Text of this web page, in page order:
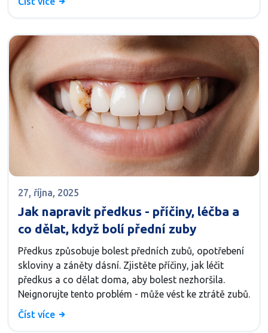
27, října, 2025
Jak napravit předkus - příčiny, léčba a
co dělat, když bolí přední zuby
Předkus způsobuje bolest předních zubů, opotřebení
skloviny a záněty dásní. Zjistěte příčiny, jak léčit
předkus a co dělat doma, aby bolest nezhoršila.
Neignorujte tento problém - může vést ke ztrátě zubů.
Číst více